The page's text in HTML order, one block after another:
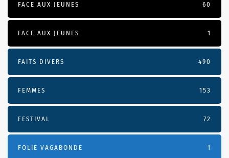
FACE AUX JEUNES 60
FACE AUX JEUNES 1
FAITS DIVERS 490
FEMMES 153
FESTIVAL 72
FOLIE VAGABONDE 1